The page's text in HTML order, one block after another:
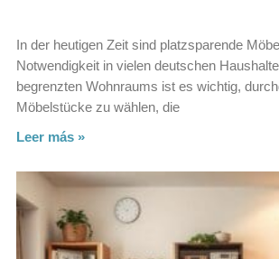
In der heutigen Zeit sind platzsparende
Notwendigkeit in vielen deutschen
begrenzten Wohnraums ist es wichtig,
Möbelstücke zu wählen, die
Leer más »